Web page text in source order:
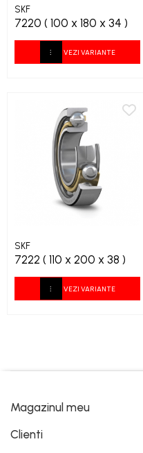
SKF
7220 ( 100 x 180 x 34 )
VEZI VARIANTE
SKF
7222 ( 110 x 200 x 38 )
VEZI VARIANTE
Magazinul meu
Clienti